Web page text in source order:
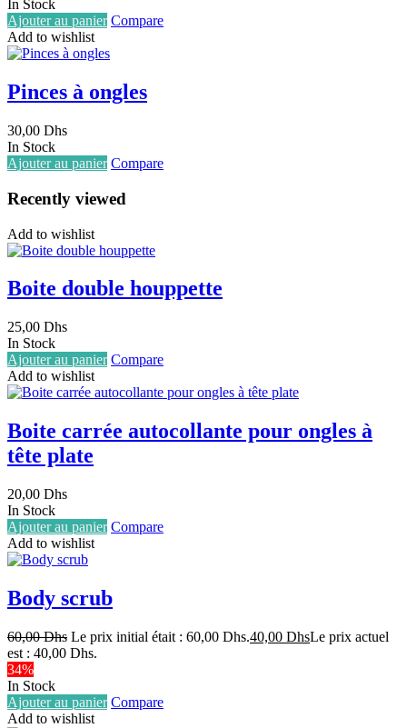
In Stock
Ajouter au panier Compare
Add to wishlist
Pinces à ongles
30,00 Dhs
In Stock
Ajouter au panier Compare
Recently viewed
Add to wishlist
Boite double houppette
25,00 Dhs
In Stock
Ajouter au panier Compare
Add to wishlist
Boite carrée autocollante pour ongles à
tête plate
20,00 Dhs
In Stock
Ajouter au panier Compare
Add to wishlist
Body scrub
60,00Dhs Le prix initial était : 60,00 Dhs.40,00 DhsLe prix actuel
est : 40,00 Dhs.
34%
In Stock
Ajouter au panier Compare
Add to wishlist